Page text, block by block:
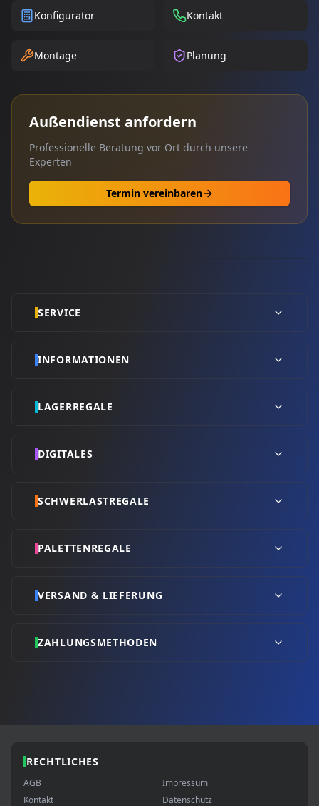
Konfigurator Kontakt
Montage Planung
Außendienst anfordern
Professionelle Beratung vor Ort durch unsere
Experten
Termin vereinbaren
SERVICE
INFORMATIONEN
LAGERREGALE
DIGITALES
SCHWERLASTREGALE
PALETTENREGALE
VERSAND & LIEFERUNG
ZAHLUNGSMETHODEN
RECHTLICHES
AGB
Impressum
Kontakt
Datenschutz